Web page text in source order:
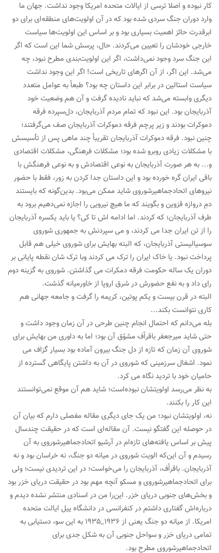
کار نبوده و اصلا ترسی از ایالات متحده امریکا وجود نداشت. جهان ما
وارد دوران جنگ سردی شده بود که در آن اولویت‌های منطقه‌ای برای دو
ابرقدرت حائز اهمیت بسیاری بود و بر اساس این اولویت‌ها سیاست
خارجی خودشان را تعیین می‌کردند. حال، پرسش شما این است که اگر
این جنگ سرد وجود نمی‌داشت، اگر این اولویت‌بندی مطرح نبود، چه
می‌شد. این اگر، از آن اگرهای تاریخی است! اگر این وجود نداشت
سیاست استالین در برابر این داستان چه بود؟ طبعاً به عوامل متعدد
دیگری وابسته می‌شد که نباید نادیده گرفت و آن هم وضعیت خود
آذربایجان بود. این نبود که تمام مردم آذربایجان، دل‌سپرده فرقه
دموکرات بودند و زیر پرچم فرقه دموکرات آذربایجان صف می‌گرفتند؛
چنین نبود. فرقه دموکرات آذربایجان تقریباً چند ماهی پس از تأسیسش
با مشکلات زیادی روبرو شده بود؛ مشکلات فرهنگی، مشکلات اقتصادی
و... به هر صورت آذربایجان به نوعی اقتصادش و به نوعی فرهنگش با
باقی ایران گره خورده بود و این داستان جدا کردن به زور، فقط با حضور
نیروهای اتحادجماهیرشوروی شاید ممکن می‌بود. بدین‌گونه که بایستند
دمِ دروازه قزوین و بگویند که ما هیچ نیرویی را اجازه نمی‌دهیم برود به
طرف آذربایجان؛ که کردند. اما ادامه اش تا کی؟ یا باید یکسره آذربایجان
را از تن ایران جدا می کردند، و می سپردنش به جمهوری شوروی
سوسیالیستی آذربایجان، که البته بهایش برای شوروی خیلی هم قابل
پرداخت نبود. یا خاک ایران را ترک می کردند وبا ترک شان نقطه پایانی بر
دوران یک ساله حکومت فرقه دمکرات می گذاشتن. شوروی به گزینه دوم
رای داد و به نفع حضورش در شرق اروپا از خاورمیانه گذشت.
البته در قرن بیست و یکم پوتین، کریمه را گرفت و جامعه جهانی هم
کاری نتوانست بکند...
بله می‌دانم که احتمال انجام چنین طرحی در آن زمان وجود داشت و
حتی شاید میرجعفر باقراّف مشوّق آن بود؛ اما به داوری من بهایش برای
شوروی آن زمان که تازه از دل جنگ بیرون آماده بود بسیار گزاف می
نمود. اشغال سرزمینی که شوروی در آن به داشتن پایگاهی گسترده از
حامیان خود با تردید نگاه می کرد.
به نظر می‌رسد اولویتشان نبوده‌است؛ شاید هم آن موقع نمی‌توانستند
این کار را بکنند.
نه، اولویتشان نبود؛ من یک جای دیگری مقاله مفصلی دارم که بیان آن
در حوصله این گفتگو نیست. آن مقاله‌ای است که در حقیقت چندسال
پیش بر اساس یافته‌های تازه‌ام در آرشیو اتحادجماهیرشوروی به آن
رسیدم و آن این‌که الویت شوروی در میانه دو جنگ، نه خراسان بود و نه
آذربایجان. باقراُف، آذربایجان را می‌خواست؛ در این تردیدی نیست؛ ولی
برای اتحادجماهیرشوروی و مسکو آنچه مهم بود در حقیقت دریای خزر بود
و بخش‌های جنوبی دریای خزر. این‌را من در اسنادی منتشر نشده دیدم و
درباره‌اش گفتاری داشتم در کنفرانسی در دانشگاه ییل ایالت متحده
امریکا. از میانه دو جنگ یعنی از ۱۹۳۶_۱۹۳۵ به این سو، دستیابی به
تمامی دریای خزر و سواحل جنوبی آن به شکل جدی برای
اتحادجماهیرشوروی مطرح بود.